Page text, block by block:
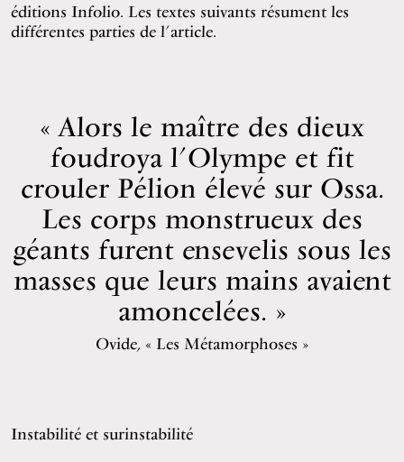
éditions Infolio. Les textes suivants résument les
différentes parties de l’article.
Alors le maître des dieux
foudroya l’Olympe et fit
crouler Pélion élevé sur Ossa.
Les corps monstrueux des
géants furent ensevelis sous les
masses que leurs mains avaient
amoncelées.
Ovide, « Les Métamorphoses »
Instabilité et surinstabilité